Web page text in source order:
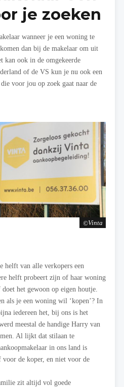
je zoeken
wanneer je een woning te
dan bij de makelaar om uit
kan ook in de omgekeerde
of de VS kun je nu ook een
voor jou op zoek gaat naar de
Vinta
helft van alle verkopers een
helft probeert zijn of haar woning
het gewoon op eigen houtje.
als je een woning wil ‘kopen’? In
iedereen het, bij ons is het
meestal de handige Harry van
Al lijkt dat stilaan te
in ons land is
de koper, en niet voor de
zit altijd vol goede